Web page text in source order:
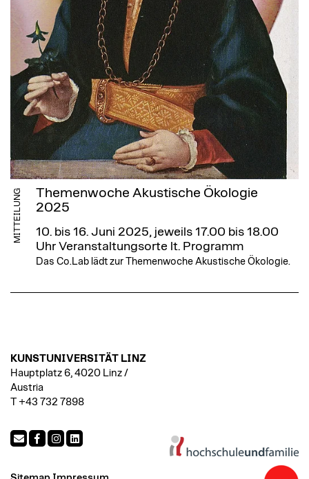
MITTEILUNG
Themenwoche Akustische Ökologie
2025
10. bis 16. Juni 2025, jeweils 17.00 bis 18.00
Uhr Veranstaltungsorte lt. Programm
Das Co.Lab lädt zur Themenwoche Akustische Ökologie.
KUNSTUNIVERSITÄT LINZ
Hauptplatz 6, 4020 Linz /
Austria
T +43 732 7898